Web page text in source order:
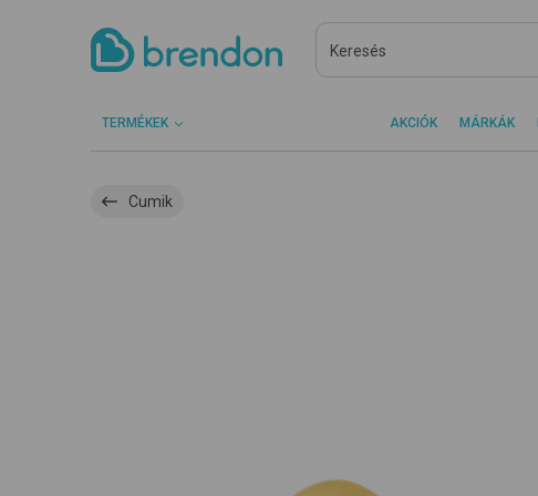
TERMÉKEK AKCIÓK MÁRKÁK
Cumik